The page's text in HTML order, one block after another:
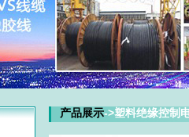
产品展示->塑料绝缘控制